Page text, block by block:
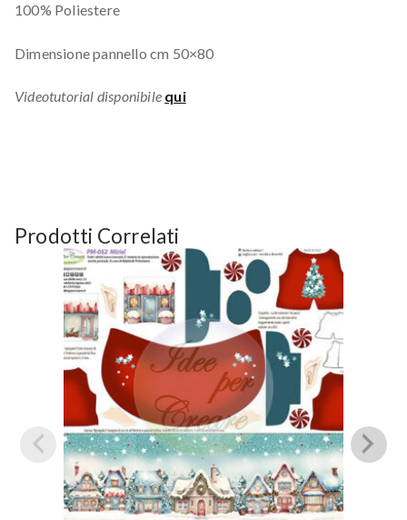
100% Poliestere
Dimensione pannello cm 50×80
Videotutorial disponibile qui
Prodotti Correlati